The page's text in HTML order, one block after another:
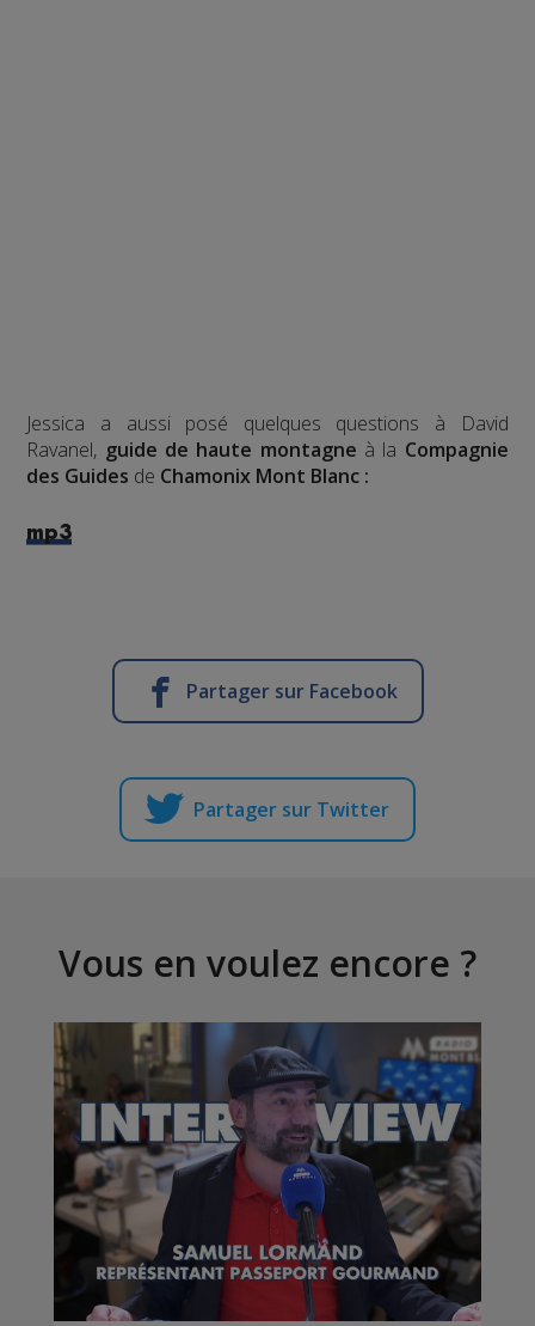
Jessica a aussi posé quelques questions à David
Ravanel, guide de haute montagne à la Compagnie
des Guides de Chamonix Mont Blanc :
mp3
Partager sur Facebook
Partager sur Twitter
Vous en voulez encore ?